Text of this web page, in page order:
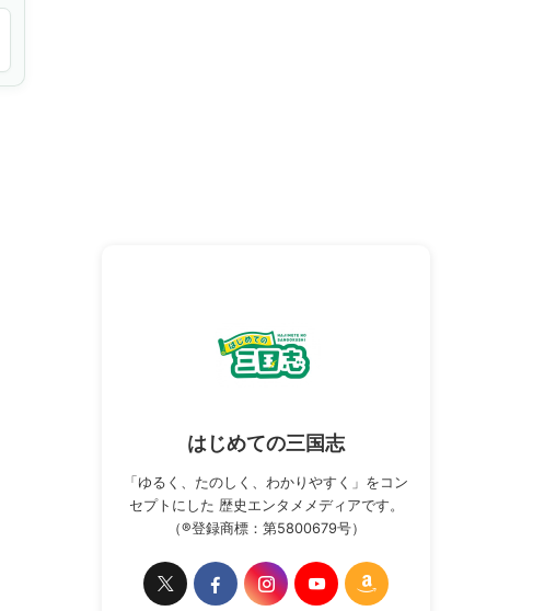
はじめての三国志
「ゆるく、たのしく、わかりやすく」をコン
セプトにした 歴史エンタメメディアです。
（®登録商標：第5800679号）